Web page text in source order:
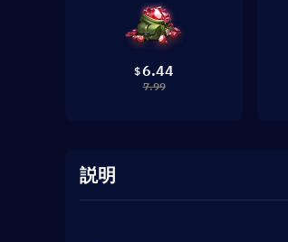
$6.44
7.99
説明